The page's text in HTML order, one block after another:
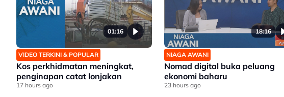
01:16
VIDEO TERKINI & POPULAR
Kos perkhidmatan meningkat,
penginapan catat lonjakan
17 hours ago
18:16
NIAGA AWANI
Nomad digital buka peluang
ekonomi baharu
23 hours ago